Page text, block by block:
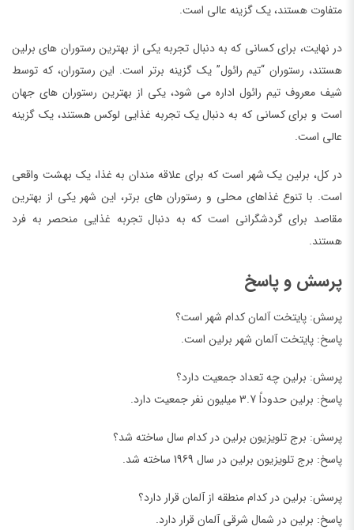
متفاوت هستند، یک گزینه عالی است.
در نهایت، برای کسانی که به دنبال تجربه یکی از بهترین رستوران های برلین
هستند، رستوران “تیم رائول” یک گزینه برتر است. این رستوران، که توسط
شیف معروف تیم رائول اداره می شود، یکی از بهترین رستوران های جهان
است و برای کسانی که به دنبال یک تجربه غذایی لوکس هستند، یک گزینه
عالی است.
در کل، برلین یک شهر است که برای علاقه مندان به غذا، یک بهشت واقعی
است. با تنوع غذاهای محلی و رستوران های برتر، این شهر یکی از بهترین
مقاصد برای گردشگرانی است که به دنبال تجربه غذایی منحصر به فرد
هستند.
پرسش و پاسخ
پرسش: پایتخت آلمان کدام شهر است؟
پاسخ: پایتخت آلمان شهر برلین است.
پرسش: برلین چه تعداد جمعیت دارد؟
پاسخ: برلین حدوداً 3.7 میلیون نفر جمعیت دارد.
پرسش: برج تلویزیون برلین در کدام سال ساخته شد؟
پاسخ: برج تلویزیون برلین در سال 1969 ساخته شد.
پرسش: برلین در کدام منطقه از آلمان قرار دارد؟
پاسخ: برلین در شمال شرقی آلمان قرار دارد.